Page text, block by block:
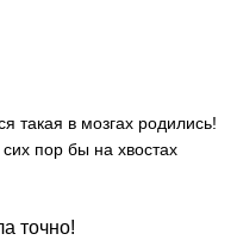
такая в мозгах родились!
пор бы на хвостах
точно!